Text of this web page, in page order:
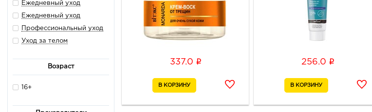
Ежедневный уход
Ежедневный уход
Профессиональный уход
Уход за телом
Возраст
16+
337.0 i 256.0 i